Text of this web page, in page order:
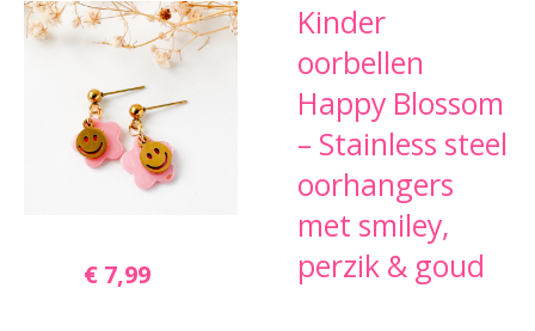
Kinder
oorbellen
Happy Blossom
– Stainless steel
oorhangers
met smiley,
perzik & goud
€ 7,99